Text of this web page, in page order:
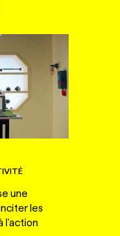
une
les
l'action